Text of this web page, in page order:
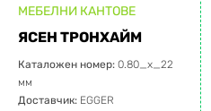
МЕБЕЛНИ КАНТОВЕ
ЯСЕН ТРОНХАЙМ
Каталожен номер: 0.80_x_22
мм
Доставчик: EGGER